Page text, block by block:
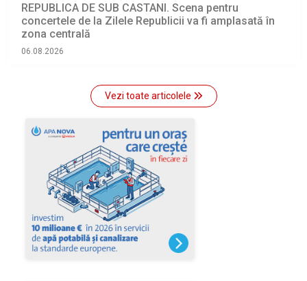
REPUBLICA DE SUB CASTANI. Scena pentru
concertele de la Zilele Republicii va fi amplasată în
zona centrală
06.08.2026
Vezi toate articolele